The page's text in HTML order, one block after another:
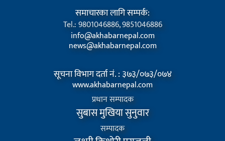
समाचारका लागि सम्पर्क:
Tel.: 9801046886, 9851046886
info@akhabarnepal.com
news@akhabarnepal.com
सूचना विभाग दर्ता नं. : ३७३/०७३/०७४
www.akhabarnepal.com
प्रधान सम्पादक
सुबास मुखिया सुनुवार
सम्पादक